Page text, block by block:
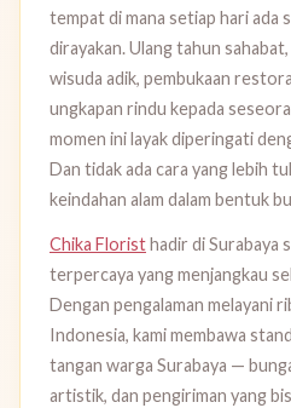
tempat di mana setiap hari ada
dirayakan. Ulang tahun
wisuda adik, pembukaan
ungkapan rindu kepada
momen ini layak diperingati
Dan tidak ada cara yang lebih
keindahan alam dalam bentuk
Chika Floristhadir di Surabaya
terpercaya yang menjangkau
Dengan pengalaman melayani
Indonesia, kami membawa
tangan warga Surabaya —
artistik, dan pengiriman yang